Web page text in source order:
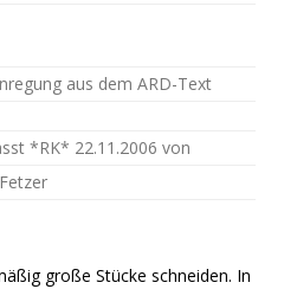
aus dem ARD-Text
*RK* 22.11.2006 von
große Stücke schneiden. In